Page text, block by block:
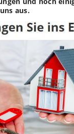
aus.